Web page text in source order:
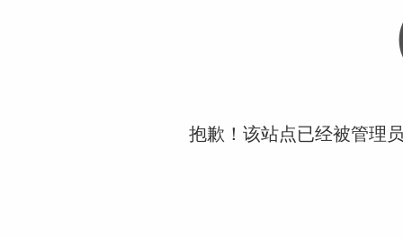
抱歉！该站点已经被管理